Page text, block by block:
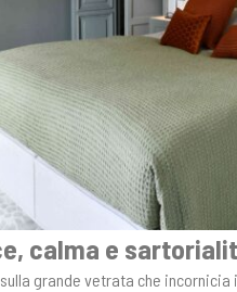
calma e
grande vetrata che